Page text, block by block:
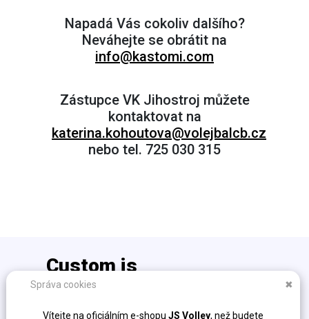
Napadá Vás cokoliv dalšího?
Neváhejte se obrátit na
info@kastomi.com
Zástupce VK Jihostroj můžete
kontaktovat na
katerina.kohoutova@volejbalcb.cz
nebo tel. 725 030 315
Custom is
the new cool!
info@kastomi.com
Správa cookies ✖
Vítejte na oficiálním e-shopu JS Volley, než budete